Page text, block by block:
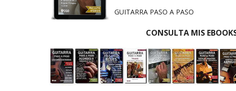
GUITARRA PASO A PASO
CONSULTA MIS